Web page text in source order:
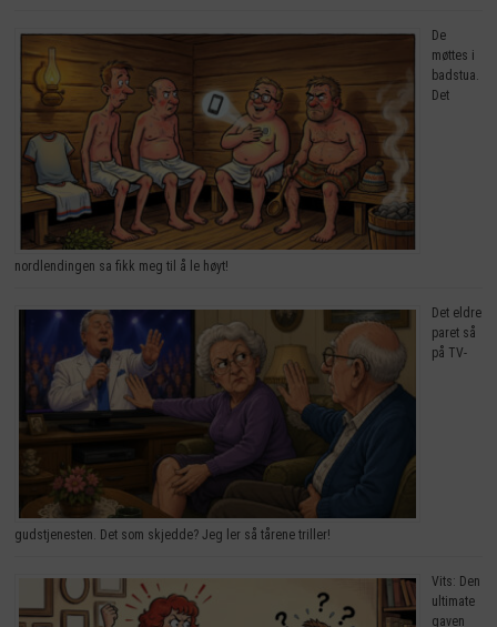
De
møttes i
badstua.
Det
nordlendingen sa fikk meg til å le høyt!
Det eldre
paret så
på TV-
gudstjenesten. Det som skjedde? Jeg ler så tårene triller!
Vits: Den
ultimate
gaven